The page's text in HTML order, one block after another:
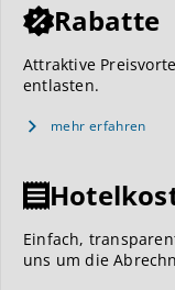
Rabatte
Attraktive
entlasten.
mehr erfahren
Einfach,
uns um die